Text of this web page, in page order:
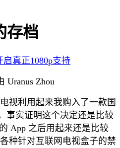
存档
真正1080p支持
Uranus Zhou
视利用起来我购入了一款国
事实证明这个决定还是比较
App 之后用起来还是比较
种针对互联网电视盒子的禁